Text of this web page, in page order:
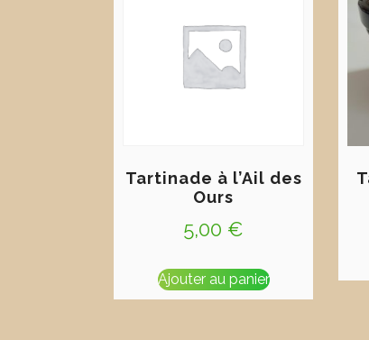
Tartinade à l’Ail des
Ours
5,00 €
Ajouter au panier